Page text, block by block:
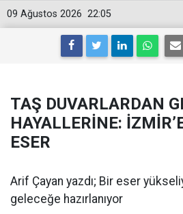
22:05
09 Ağustos 2026
TAŞ DUVARLARDAN
HAYALLERİNE:
ESER
Arif Çayan yazdı; Bir eser
geleceğe hazırlanıyor